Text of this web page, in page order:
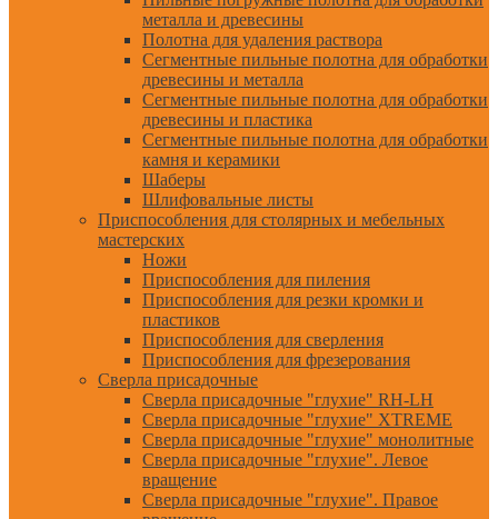
металла и древесины
Полотна для удаления раствора
Сегментные пильные полотна для обработки
древесины и металла
Сегментные пильные полотна для обработки
древесины и пластика
Сегментные пильные полотна для обработки
камня и керамики
Шаберы
Шлифовальные листы
Приспособления для столярных и мебельных
мастерских
Ножи
Приспособления для пиления
Приспособления для резки кромки и
пластиков
Приспособления для сверления
Приспособления для фрезерования
Сверла присадочные
Сверла присадочные "глухие" RH-LH
Сверла присадочные "глухие" XTREME
Сверла присадочные "глухие" монолитные
Сверла присадочные "глухие". Левое
вращение
Сверла присадочные "глухие". Правое